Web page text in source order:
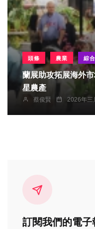
頭條 農業 綜
蘭展助攻拓展海外
星農產
蔡俊賢 2026年三
訂閱我們的電子